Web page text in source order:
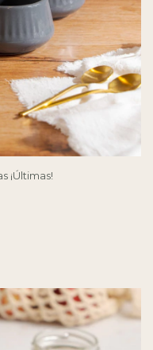
¡Últimas!